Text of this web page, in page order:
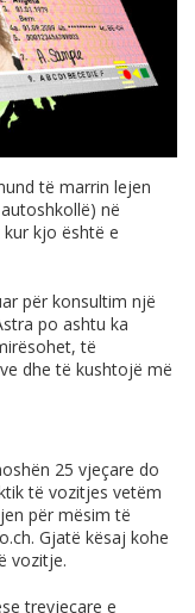
të marrin lejen
në
kjo është e
për konsultim një
po ashtu ka
të
dhe të kushtojë më
25 vjeçare do
të vozitjes vetëm
për mësim të
. Gjatë kësaj kohe
vozitje.
trevjeçare e